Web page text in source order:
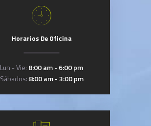
Horarios De Oficina
Lun - Vie: 8:00 am - 6:00 pm
Sábados: 8:00 am - 3:00 pm